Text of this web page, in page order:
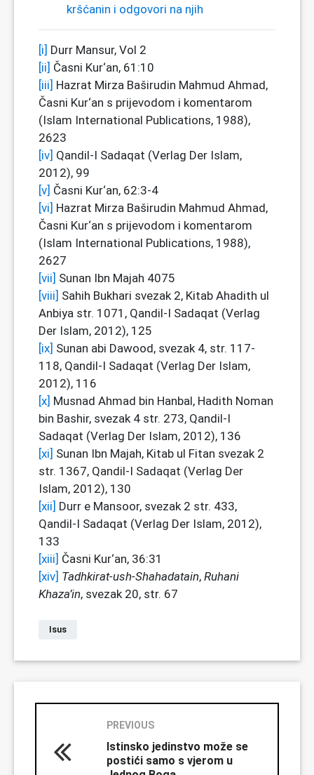
kršćanin i odgovori na njih
[i] Durr Mansur, Vol 2
[ii] Časni Kur‘an, 61:10
[iii] Hazrat Mirza Baširudin Mahmud Ahmad,
Časni Kur‘an s prijevodom i komentarom
(Islam International Publications, 1988),
2623
[iv] Qandil-I Sadaqat (Verlag Der Islam,
2012), 99
[v] Časni Kur‘an, 62:3-4
[vi] Hazrat Mirza Baširudin Mahmud Ahmad,
Časni Kur‘an s prijevodom i komentarom
(Islam International Publications, 1988),
2627
[vii] Sunan Ibn Majah 4075
[viii] Sahih Bukhari svezak 2, Kitab Ahadith ul
Anbiya str. 1071, Qandil-I Sadaqat (Verlag
Der Islam, 2012), 125
[ix] Sunan abi Dawood, svezak 4, str. 117-
118, Qandil-I Sadaqat (Verlag Der Islam,
2012), 116
[x] Musnad Ahmad bin Hanbal, Hadith Noman
bin Bashir, svezak 4 str. 273, Qandil-I
Sadaqat (Verlag Der Islam, 2012), 136
[xi] Sunan Ibn Majah, Kitab ul Fitan svezak 2
str. 1367, Qandil-I Sadaqat (Verlag Der
Islam, 2012), 130
[xii] Durr e Mansoor, svezak 2 str. 433,
Qandil-I Sadaqat (Verlag Der Islam, 2012),
133
[xiii] Časni Kur‘an, 36:31
[xiv] Tadhkirat-ush-Shahadatain, Ruhani
Khaza’in, svezak 20, str. 67
Isus
PREVIOUS
Istinsko jedinstvo može se
postići samo s vjerom u